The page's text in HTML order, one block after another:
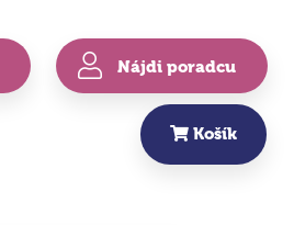
Nájdi poradcu
Košík